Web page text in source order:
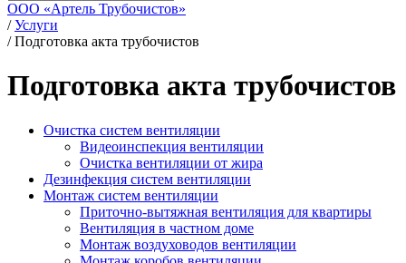
ООО «Артель Трубочистов»
/ Услуги
/ Подготовка акта трубочистов
Подготовка акта трубочистов
Очистка систем вентиляции
Видеоинспекция вентиляции
Очистка вентиляции от жира
Дезинфекция систем вентиляции
Монтаж систем вентиляции
Приточно-вытяжная вентиляция для квартиры
Вентиляция в частном доме
Монтаж воздуховодов вентиляции